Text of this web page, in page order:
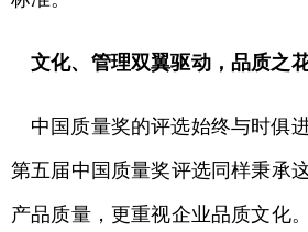
文化、管理双翼驱动，品质之
中国质量奖的评选始终与时俱
第五届中国质量奖评选同样秉承
产品质量，更重视企业品质文化